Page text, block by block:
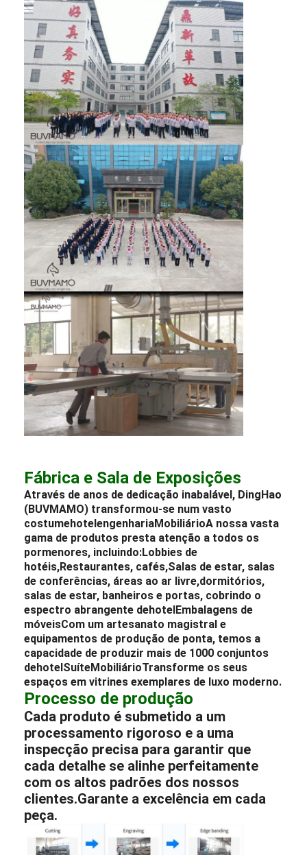
Fábrica e Sala de Exposições
Através de anos de dedicação inabalável, DingHao
(BUVMAMO) transformou-se num vasto
costumehotelengenhariaMobiliárioA nossa vasta
gama de produtos presta atenção a todos os
pormenores, incluindo:Lobbies de
hotéis,Restaurantes, cafés,Salas de estar, salas
de conferências, áreas ao ar livre,dormitórios,
salas de estar, banheiros e portas, cobrindo o
espectro abrangente dehotel Embalagens de
móveisCom um artesanato magistral e
equipamentos de produção de ponta, temos a
capacidade de produzir mais de 1000 conjuntos
dehotel SuíteMobiliárioTransforme os seus
espaços em vitrines exemplares de luxo moderno.
Processo de produção
Cada produto é submetido a um
processamento rigoroso e a uma
inspecção precisa para garantir que
cada detalhe se alinhe perfeitamente
com os altos padrões dos nossos
clientes.Garante a excelência em cada
peça.